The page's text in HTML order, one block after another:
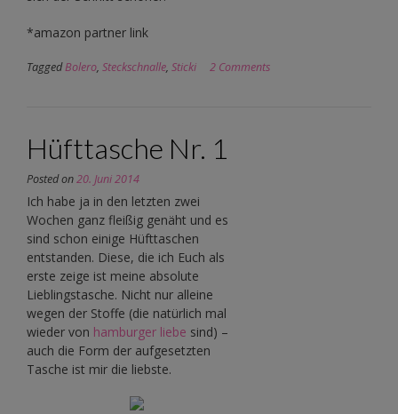
*amazon partner link
TaggedBolero, Steckschnalle, Sticki 2 Comments
Hüfttasche Nr. 1
Posted on20. Juni 2014
Ich habe ja in den letzten zwei
Wochen ganz fleißig genäht und es
sind schon einige Hüfttaschen
entstanden. Diese, die ich Euch als
erste zeige ist meine absolute
Lieblingstasche. Nicht nur alleine
wegen der Stoffe (die natürlich mal
wieder von hamburger liebe sind) –
auch die Form der aufgesetzten
Tasche ist mir die liebste.